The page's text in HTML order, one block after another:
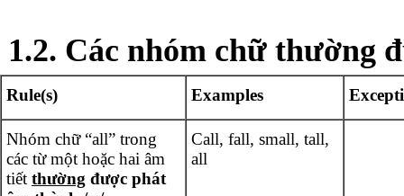
1.2. Các nhóm chữ thường
Rule(s) Examples
Nhóm chữ “all” trong
các từ một hoặc hai âm
tiết thường được phát
Call, fall, small, tall,
all